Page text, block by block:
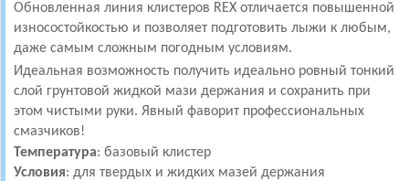
Обновленная линия клистеров REX отличается повышенной
износостойкостью и позволяет подготовить лыжи к любым,
даже самым сложным погодным условиям.
Идеальная возможность получить идеально ровный тонкий
слой грунтовой жидкой мази держания и сохранить при
этом чистыми руки. Явный фаворит профессиональных
смазчиков!
Температура: базовый клистер
Условия: для твердых и жидких мазей держания